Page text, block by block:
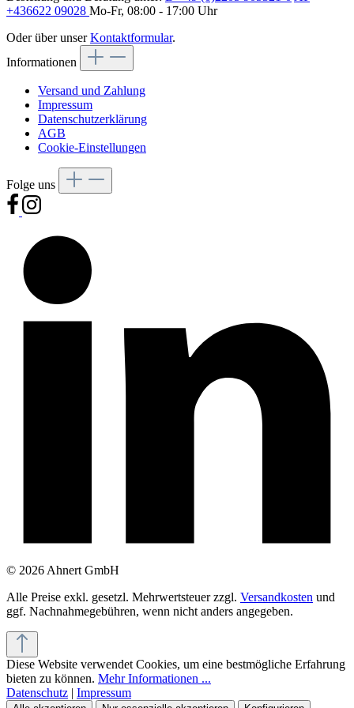
+436622 09028 Mo-Fr, 08:00 - 17:00 Uhr
Oder über unserKontaktformular.
Informationen
Versand und Zahlung
Impressum
Datenschutzerklärung
AGB
Cookie-Einstellungen
Folge uns
© 2026 Ahnert GmbH
Alle Preise exkl. gesetzl. Mehrwertsteuer zzgl. Versandkosten und
ggf. Nachnahmegebühren, wenn nicht anders angegeben.
Diese Website verwendet Cookies, um eine bestmögliche Erfahrung
bieten zu können. Mehr Informationen ...
Datenschutz | Impressum